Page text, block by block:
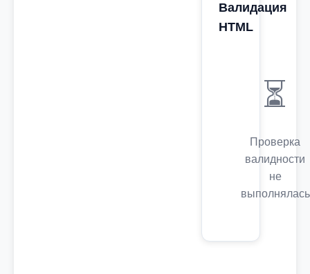
Валидация
HTML
⏳
Проверка
валидности
не
выполнялась